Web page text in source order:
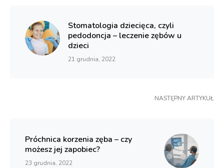
Stomatologia dziecięca, czyli
pedodoncja – leczenie zębów u
dzieci
21 grudnia, 2022
NASTĘPNY ARTYKUŁ
Próchnica korzenia zęba – czy
możesz jej zapobiec?
23 grudnia, 2022